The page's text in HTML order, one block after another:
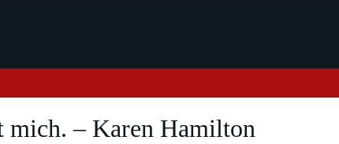
– Karen Hamilton